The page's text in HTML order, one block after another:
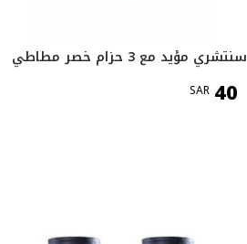
سنتشري مؤيد مع 3 حزام خصر مطاطي
SAR 40